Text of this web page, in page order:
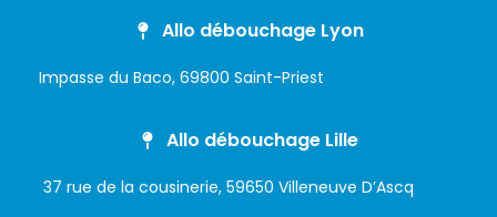
Allo débouchage Lyon
Impasse du Baco, 69800 Saint-Priest
Allo débouchage Lille
37 rue de la cousinerie, 59650 Villeneuve D’Ascq